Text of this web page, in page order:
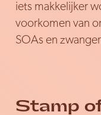
iets makkelijker
voorkomen van
SOAs en
Stamp